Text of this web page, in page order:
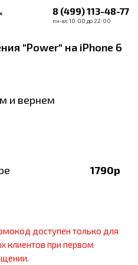
8 (499) 113-48-77
пн-вс 10:00 до 22:00
"Power" на iPhone 6
и вернем
1790р
доступен только для
клиентов при первом